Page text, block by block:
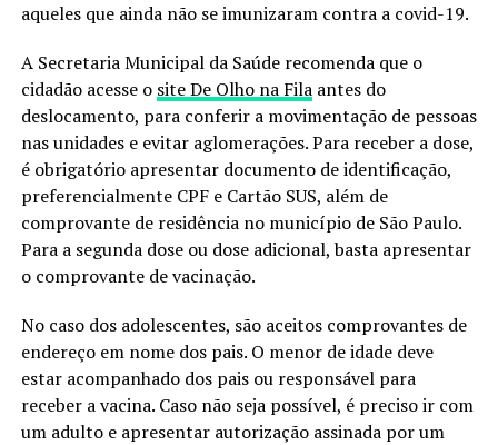
aqueles que ainda não se imunizaram contra a covid-19.
A Secretaria Municipal da Saúde recomenda que o
cidadão acesse o site De Olho na Filaantes do
deslocamento, para conferir a movimentação de pessoas
nas unidades e evitar aglomerações. Para receber a dose,
é obrigatório apresentar documento de identificação,
preferencialmente CPF e Cartão SUS, além de
comprovante de residência no município de São Paulo.
Para a segunda dose ou dose adicional, basta apresentar
o comprovante de vacinação.
No caso dos adolescentes, são aceitos comprovantes de
endereço em nome dos pais. O menor de idade deve
estar acompanhado dos pais ou responsável para
receber a vacina. Caso não seja possível, é preciso ir com
um adulto e apresentar autorização assinada por um